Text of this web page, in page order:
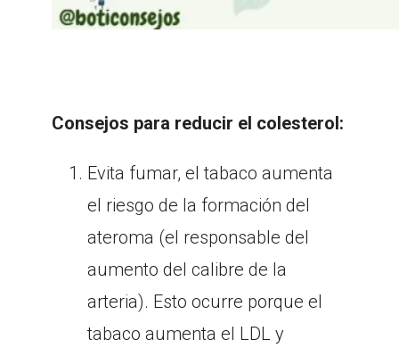
Consejos para reducir el colesterol:
Evita fumar, el tabaco aumenta
el riesgo de la formación del
ateroma (el responsable del
aumento del calibre de la
arteria). Esto ocurre porque el
tabaco aumenta el LDL y